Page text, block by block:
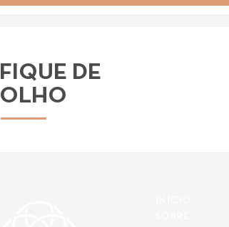
FIQUE DE
OLHO